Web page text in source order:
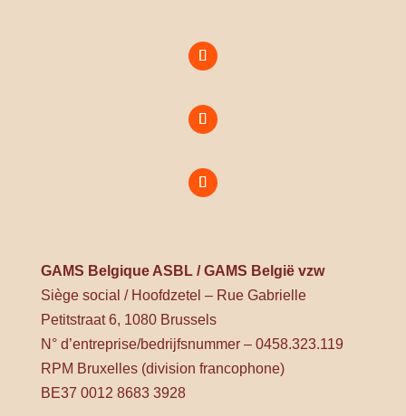
GAMS Belgique ASBL / GAMS België vzw
Siège social / Hoofdzetel – Rue Gabrielle
Petitstraat 6, 1080 Brussels
N° d’entreprise/bedrijfsnummer – 0458.323.119
RPM Bruxelles (division francophone)
BE37 0012 8683 3928